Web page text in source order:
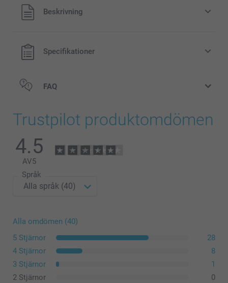
Alla priser är i svenska kronor (SEK), inklusive moms och
exklusive porto.
Beskrivning
Specifikationer
FAQ
Trustpilot produktomdömen
4.5
AV5
Språk
Alla omdömen (40)
5 Stjärnor
28
4 Stjärnor
8
3 Stjärnor
1
2 Stjärnor
0